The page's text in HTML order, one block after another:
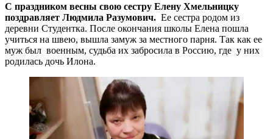
С праздником весны свою сестру Елену Хмельницку
поздравляет Людмила Разумович. Ее сестра родом из
деревни Студентка. После окончания школы Елена пошла
учиться на швею, вышла замуж за местного парня. Так как ее
муж был военным, судьба их забросила в Россию, где у них
родилась дочь Илона.